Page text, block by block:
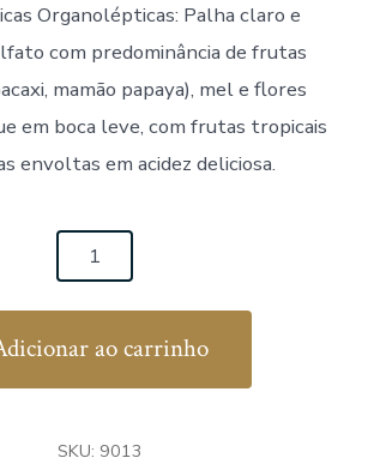
Organolépticas: Palha claro e
com predominância de frutas
mamão papaya), mel e flores
em boca leve, com frutas tropicais
envoltas em acidez deliciosa.
ao carrinho
SKU: 9013